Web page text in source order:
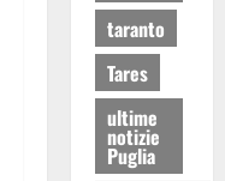
taranto
Tares
ultime
notizie
Puglia